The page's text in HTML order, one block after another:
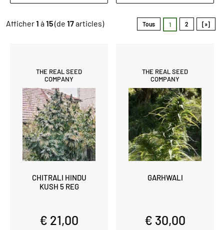
Afficher1 à15(de 17articles) Tous 1 2 [»]
THE REAL SEED
COMPANY
CHITRALI HINDU
KUSH 5 REG
€ 21,00
THE REAL SEED
COMPANY
GARHWALI
€ 30,00